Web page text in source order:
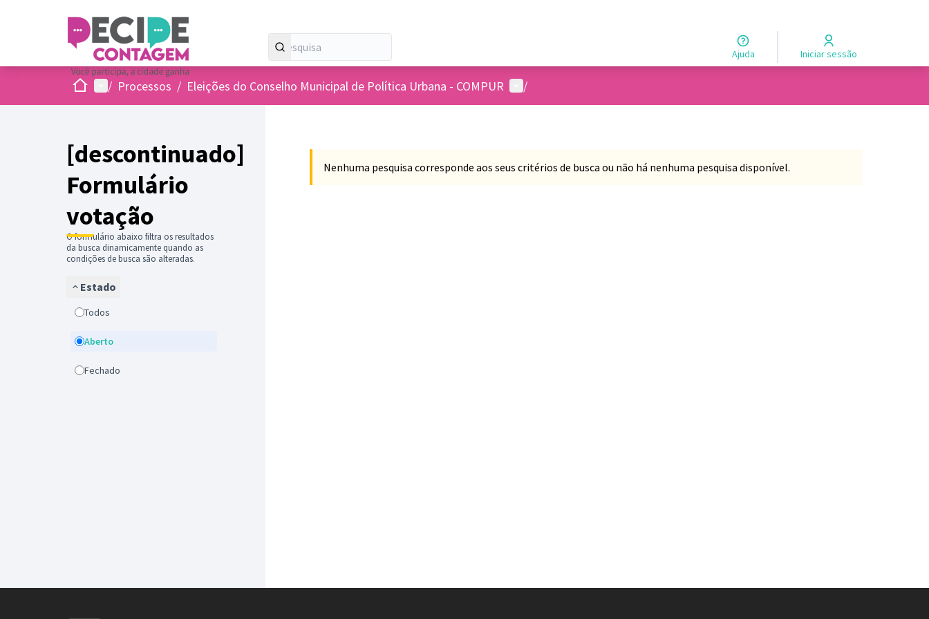
Ajuda Iniciar sessão
InicioMenu principal
/ Processos / Eleições do Conselho Municipal de Política Urbana - COMPUR Menu de usuários
/
[descontinuado]
Formulário
votação
O formulário abaixo filtra os resultados
da busca dinamicamente quando as
condições de busca são alteradas.
Estado
Todos
Aberto
Fechado
Nenhuma pesquisa corresponde aos seus critérios de busca ou não há nenhuma pesquisa disponível.